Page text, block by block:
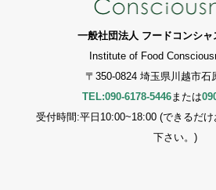
一般社団法人 フードコンシャ
Institute of Food
〒350-0824 埼玉県川越市石
TEL:090-6178-5446 または
受付時間:平日10:00~18:00 (できるだ
下さい。)